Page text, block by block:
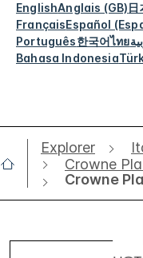
EnglishAnglais (GB)日
FrançaisEspañol
Português한국어ไทย
Bahasa Indonesia
Explorer
Crowne
Crowne